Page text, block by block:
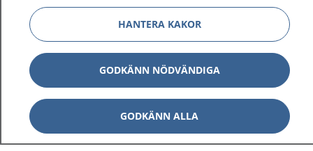
1177 tryggt om din hälsa och vård
På 1177.se får du råd om hälsa och information om
sjukdomar och vilka mottagningar du kan kontakta.
Logga in för att läsa din journal och göra dina
vårdärenden. Ring telefonnummer 1177 för
sjukvårdsrådgivning dygnet runt.
1177 ger dig råd när du vill må bättre.
HANTERA KAKOR
GODKÄNN NÖDVÄNDIGA
GODKÄNN ALLA